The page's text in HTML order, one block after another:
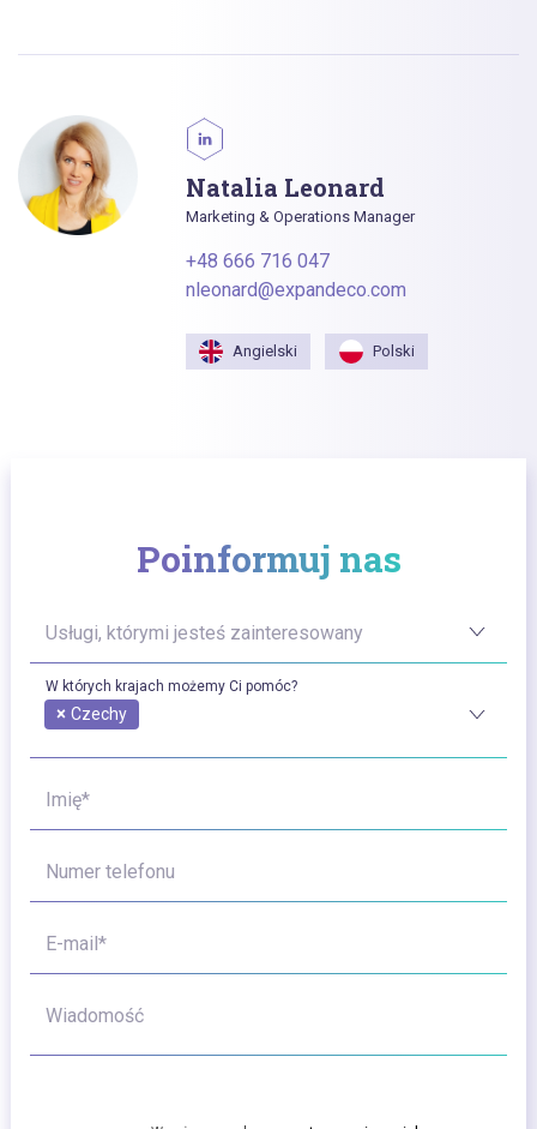
Natalia Leonard
Marketing & Operations Manager
+48 666 716 047
nleonard@expandeco.com
Angielski Polski
Poinformuj nas
Usługi, którymi jesteś zainteresowany
W których krajach możemy Ci pomóc?
× Czechy
Imię*
Numer telefonu
E-mail*
Wiadomość